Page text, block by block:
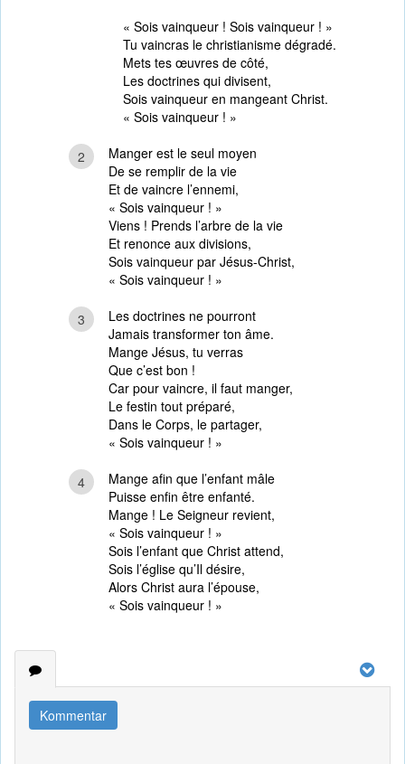
« Sois vainqueur ! Sois vainqueur ! »
Tu vaincras le christianisme dégradé.
Mets tes œuvres de côté,
Les doctrines qui divisent,
Sois vainqueur en mangeant Christ.
« Sois vainqueur ! »
2
Manger est le seul moyen
De se remplir de la vie
Et de vaincre l’ennemi,
« Sois vainqueur ! »
Viens ! Prends l’arbre de la vie
Et renonce aux divisions,
Sois vainqueur par Jésus-Christ,
« Sois vainqueur ! »
3
Les doctrines ne pourront
Jamais transformer ton âme.
Mange Jésus, tu verras
Que c’est bon !
Car pour vaincre, il faut manger,
Le festin tout préparé,
Dans le Corps, le partager,
« Sois vainqueur ! »
4
Mange afin que l’enfant mâle
Puisse enfin être enfanté.
Mange ! Le Seigneur revient,
« Sois vainqueur ! »
Sois l’enfant que Christ attend,
Sois l’église qu’Il désire,
Alors Christ aura l’épouse,
« Sois vainqueur ! »
Kommentar